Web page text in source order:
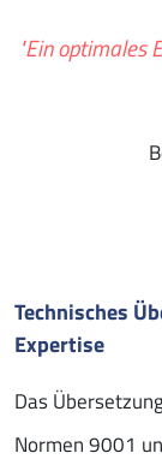
"Ein optimales
Technisches
Expertise
Das
Normen 9001